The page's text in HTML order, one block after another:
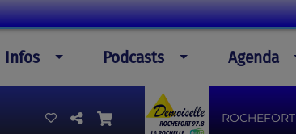
Infos Podcasts Agenda
ROCHEFORT